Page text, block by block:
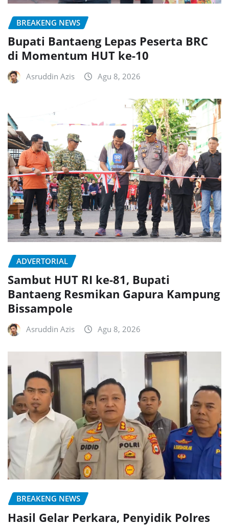
BREAKENG NEWS
Bupati Bantaeng Lepas Peserta BRC
di Momentum HUT ke-10
Asruddin Azis Agu 8, 2026
ADVERTORIAL
Sambut HUT RI ke-81, Bupati
Bantaeng Resmikan Gapura Kampung
Bissampole
Asruddin Azis Agu 8, 2026
BREAKENG NEWS
Hasil Gelar Perkara, Penyidik Polres